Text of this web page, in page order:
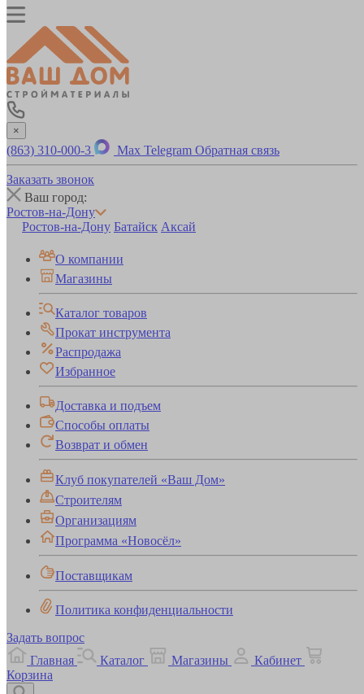
×
(863) 310-000-3 Max Telegram Обратная связь
Заказать звонок
Ваш город:
Ростов-на-Дону
Ростов-на-Дону Батайск Аксай
О компании
Магазины
Каталог товаров
Прокат инструмента
Распродажа
Избранное
Доставка и подъем
Способы оплаты
Возврат и обмен
Клуб покупателей «Ваш Дом»
Строителям
Организациям
Программа «Новосёл»
Поставщикам
Политика конфиденциальности
Задать вопрос
Главная
Каталог Магазины
Кабинет
Корзина